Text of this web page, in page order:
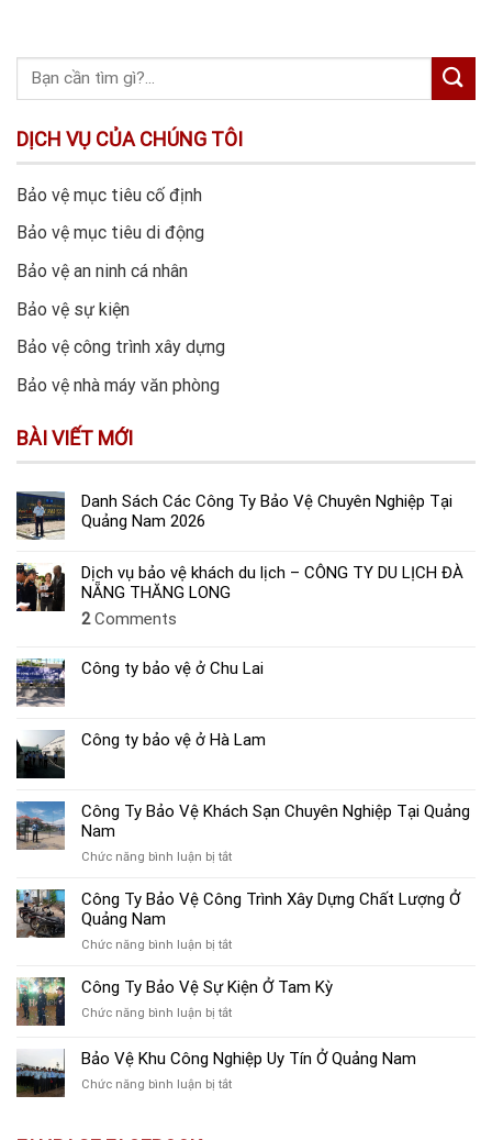
DỊCH VỤ CỦA CHÚNG TÔI
Bảo vệ mục tiêu cố định
Bảo vệ mục tiêu di động
Bảo vệ an ninh cá nhân
Bảo vệ sự kiện
Bảo vệ công trình xây dựng
Bảo vệ nhà máy văn phòng
BÀI VIẾT MỚI
Danh Sách Các Công Ty Bảo Vệ Chuyên Nghiệp Tại
Quảng Nam 2026
Dịch vụ bảo vệ khách du lịch – CÔNG TY DU LỊCH ĐÀ
NẴNG THĂNG LONG
2Comments
Công ty bảo vệ ở Chu Lai
Công ty bảo vệ ở Hà Lam
Công Ty Bảo Vệ Khách Sạn Chuyên Nghiệp Tại Quảng
Nam
Chức năng bình luận bị tắtở
Ty
Bảo
Khách
Chuyên
Nam
Công Ty Bảo Vệ Công Trình Xây Dựng Chất Lượng Ở
Quảng Nam
Chức năng bình luận bị tắtở
Ty
Bảo
Vệ
Trình
Dựng
Công Ty Bảo Vệ Sự Kiện Ở Tam Kỳ
Chức năng bình luận bị tắtở
Ty
Bảo
Vệ
Bảo Vệ Khu Công Nghiệp Uy Tín Ở Quảng Nam
Chức năng bình luận bị tắtở